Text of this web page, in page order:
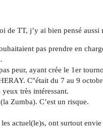
de TT, j’y ai bien pensé aussi
pas prendre en
peur, ayant crée le 1er
C"était du 7 au 9
très intéressant.
Zumba). C’est un risque.
actuel(le)s, ont surtout